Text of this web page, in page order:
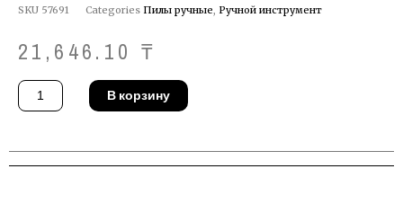
SKU 57691 Categories Пилы ручные Ручной инструмент
21,646.10 ₸
Количество
товара
Стусло
800
В корзину